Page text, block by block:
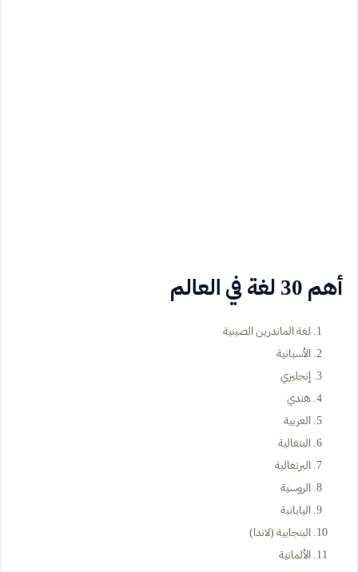
أهم 30 لغة في العالم
لغة الماندرين الصينية
الأسبانية
إنجليزي
هندي
العربية
البنغالية
البرتغالية
الروسية
اليابانية
البنجابية (لاندا)
الألمانية